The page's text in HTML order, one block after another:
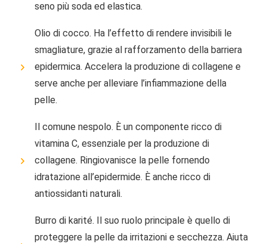
seno più soda ed elastica.
Olio di cocco. Ha l’effetto di rendere invisibili le
smagliature, grazie al rafforzamento della barriera
epidermica. Accelera la produzione di collagene e
serve anche per alleviare l’infiammazione della
pelle.
Il comune nespolo. È un componente ricco di
vitamina C, essenziale per la produzione di
collagene. Ringiovanisce la pelle fornendo
idratazione all’epidermide. È anche ricco di
antiossidanti naturali.
Burro di karité. Il suo ruolo principale è quello di
proteggere la pelle da irritazioni e secchezza. Aiuta